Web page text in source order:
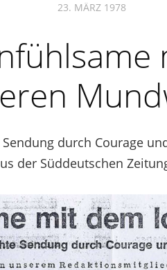
23. MÄRZ 1978
durch Courage
der Süddeutschen